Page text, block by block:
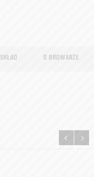
SKŁAD O BROWARZE